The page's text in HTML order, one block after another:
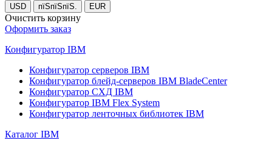
USD пїЅпїЅпїЅ. EUR
Очистить корзину
Оформить заказ
Конфигуратор IBM
Конфигуратор серверов IBM
Конфигуратор блейд-серверов IBM BladeCenter
Конфигуратор СХД IBM
Конфигуратор IBM Flex System
Конфигуратор ленточных библиотек IBM
Каталог IBM